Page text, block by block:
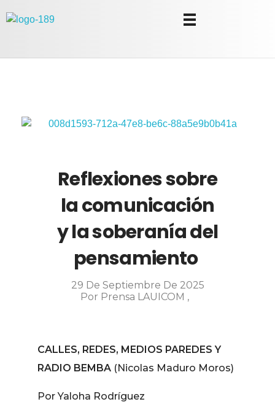
Reflexiones sobre
la comunicación
y la soberanía del
pensamiento
29 De Septiembre De 2025
Por Prensa LAUICOM
CALLES, REDES, MEDIOS PAREDES Y
RADIO BEMBA (Nicolas Maduro Moros)
Por Yaloha Rodríguez